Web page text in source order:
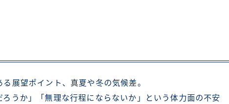
展望ポイント、真夏や冬の気候差。
ろうか」「無理な行程にならないか」という体力面の不安